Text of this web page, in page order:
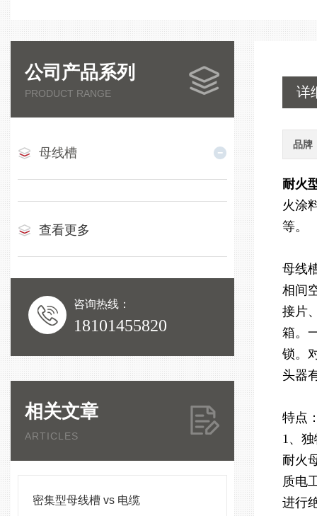
公司产品系列
PRODUCT RANGE
母线槽
查看更多
咨询热线：
18101455820
相关文章
ARTICLES
密集型母线槽 vs 电缆
详
品牌
耐火
火涂
等。
母线
相间
接片
箱。
锁。
头器
特点
1、
耐火
质电
进行